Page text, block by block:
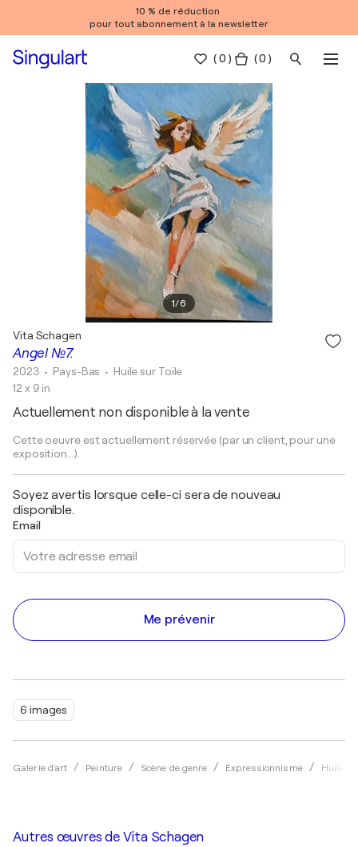
10 % de réduction
pour tout abonnement à la newsletter
(0 ) ( 0 )
1/6
6 images
Galerie d'art Peinture Scène de genre Expressionnisme Huile
Angel №7.
Vita Schagen
2023 • Pays-Bas • Huile sur Toile
12 x 9 in
Actuellement non disponible à la vente
Cette oeuvre est actuellement réservée (par un client, pour une
exposition...).
Soyez avertis lorsque celle-ci sera de nouveau
disponible.
Email
Me prévenir
Autres œuvres de Vita Schagen